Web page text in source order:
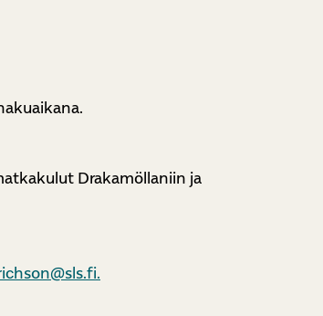
Drakamöllaniin ja